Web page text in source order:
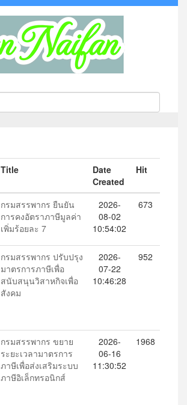
Title
Date
Created
Hit
กรมสรรพากร ยืนยัน
การคงอัตราภาษีมูลค่า
เพิ่มร้อยละ 7
2026-
08-02
10:54:02
673
กรมสรรพากร ปรับปรุง
มาตรการภาษีเพื่อ
สนับสนุนวิสาหกิจเพื่อ
สังคม
2026-
07-22
10:46:28
952
กรมสรรพากร ขยาย
ระยะเวลามาตรการ
ภาษีเพื่อส่งเสริมระบบ
ภาษีอิเล็กทรอนิกส์
2026-
06-16
11:30:52
1968